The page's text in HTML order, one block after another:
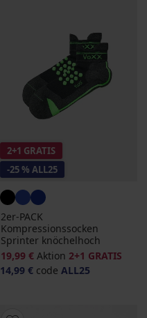
2+1 GRATIS
-25 % ALL25
2er-PACK
Kompressionssocken
Sprinter knöchelhoch
19,99 € Aktion 2+1 GRATIS
14,99 € code ALL25